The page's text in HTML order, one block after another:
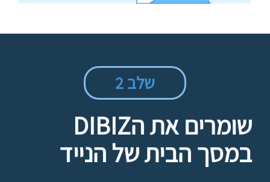
שלב 2
שומרים את הDIBIZ
במסך הבית של הנייד